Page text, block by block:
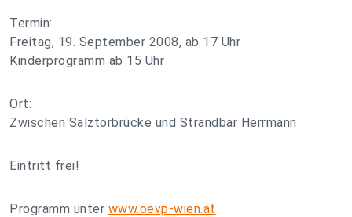
Termin:
Freitag, 19. September 2008, ab 17 Uhr
Kinderprogramm ab 15 Uhr
Ort:
Zwischen Salztorbrücke und Strandbar Herrmann
Eintritt frei!
Programm unter www.oevp-wien.at